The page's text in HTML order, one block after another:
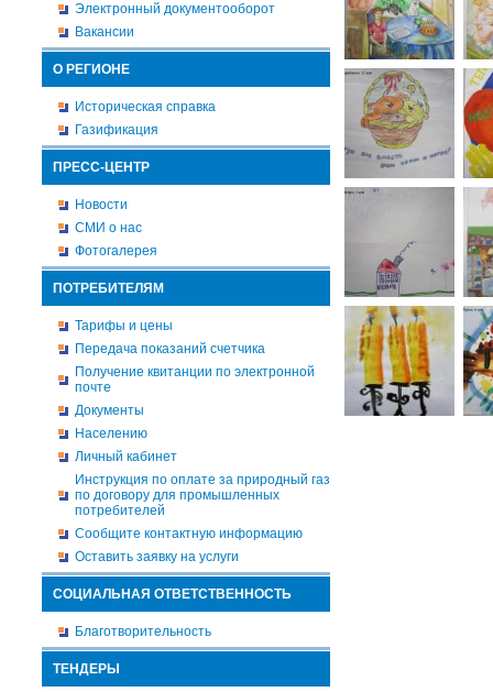
Электронный документооборот
Вакансии
О РЕГИОНЕ
Историческая справка
Газификация
ПРЕСС-ЦЕНТР
Новости
СМИ о нас
Фотогалерея
ПОТРЕБИТЕЛЯМ
Тарифы и цены
Передача показаний счетчика
Получение квитанции по электронной
почте
Документы
Населению
Личный кабинет
Инструкция по оплате за природный газ
по договору для промышленных
потребителей
Сообщите контактную информацию
Оставить заявку на услуги
СОЦИАЛЬНАЯ ОТВЕТСТВЕННОСТЬ
Благотворительность
ТЕНДЕРЫ